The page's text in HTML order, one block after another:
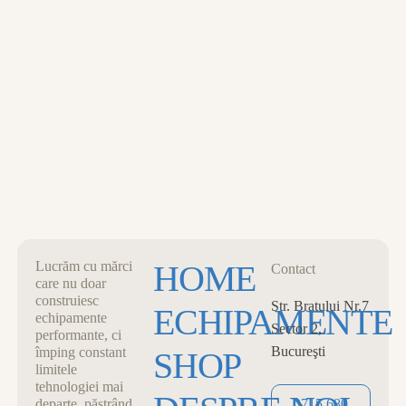
Lucrăm cu mărci
care nu doar
construiesc
echipamente
performante, ci
împing constant
limitele
tehnologiei mai
HOME
ECHIPAMENTE
SHOP
Contact
Str. Bratului Nr.7
Sector 2,
Bucureşti